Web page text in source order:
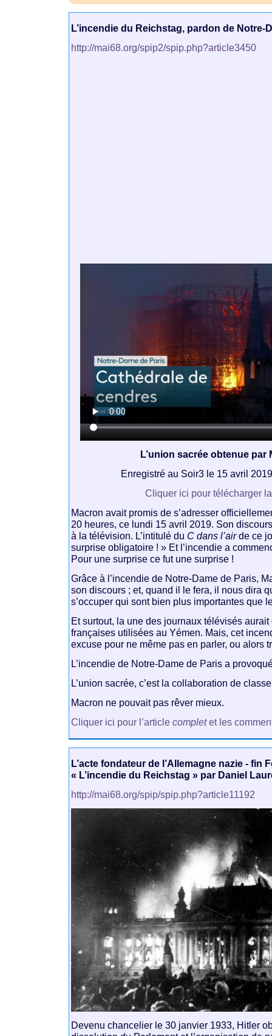
L’incendie du Reichstag, pardon de Notre-
http://mai68.org/spip2/spip.php?article3450
L’union sacrée obtenue par
Enregistré au Soir3 le 15 avril
Cliquer ici pour télécharger
Macron avait promis de s’adresser
20 heures, ce lundi 15 avril 2019. Son
à la télévision. L’intitulé du C dans l’airde ce
surprise obligatoire ! » Et l’incendie a
Pour une surprise ce fut une surprise !
Grâce à l’incendie de Notre-Dame de Paris,
son discours ; et, quand il le fera, il nous dira
s’occuper qui sont bien plus importantes que
Et surtout, la une des journaux télévisés
françaises utilisées au Yémen. Mais, cet
excuse pour ne même pas en parler, ou alors
L’incendie de Notre-Dame de Paris a
L’union sacrée, c’est la collaboration de
Macron ne pouvait pas rêver mieux.
Cliquer ici pour l’articlecompletet les
L’acte fondateur de l’Allemagne nazie - fin
« L’incendie du Reichstag » par Daniel
http://mai68.org/spip/spip.php?article11192
Devenu chancelier le 30 janvier 1933, Hitler